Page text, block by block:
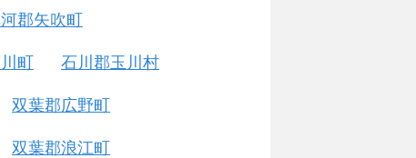
郡矢吹町
町 石川郡玉川村
双葉郡広野町
双葉郡浪江町